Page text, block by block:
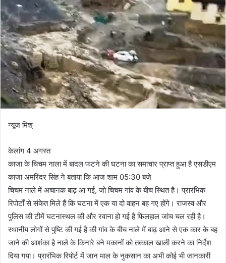
न्यूज मिश्
केलांग 4 अगस्त
काजा के चिचम नाला में बादल फटने की घटना का समाचार प्राप्त हुआ है एसडीएम
काजा अमरिंदर सिंह ने बताया कि आज शाम 05:30 बजे
चिचम नाले में अचानक बाढ़ आ गई, जो चिचम गांव के बीच स्थित है। प्रारंभिक
रिपोर्टों से संकेत मिले हैं कि घटना में एक या दो वाहन बह गए होंगे। राजस्व और
पुलिस की टीमें घटनास्थल की और रवाना हो गई है फिलहाल जांच चल रही है।
स्थानीय लोगों से पुष्टि की गई है की गांव के बीच नाले में बाढ़ आने से एक कार के बह
जाने की आशंका है नाले के किनारे बने मकानों को तत्काल खाली करने का निर्देश
दिया गया। प्रारंभिक रिपोर्ट में जान माल के नुकसान का अभी कोई भी जानकारी